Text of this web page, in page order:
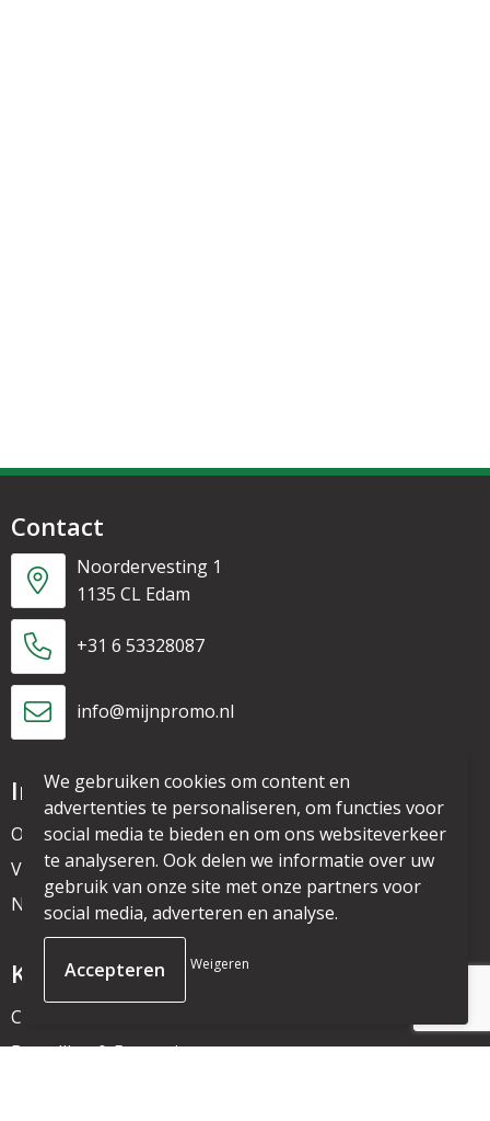
Contact
Noordervesting 1
1135 CL Edam
+31 6 53328087
info@mijnpromo.nl
Informatie
Over ons
Veelgestelde vragen
Nieuwsbrief
Klantenservice
Contact
Bestelling & Bezorging
We gebruiken cookies om content en
advertenties te personaliseren, om functies voor
social media te bieden en om ons websiteverkeer
te analyseren. Ook delen we informatie over uw
gebruik van onze site met onze partners voor
social media, adverteren en analyse.
Weigeren